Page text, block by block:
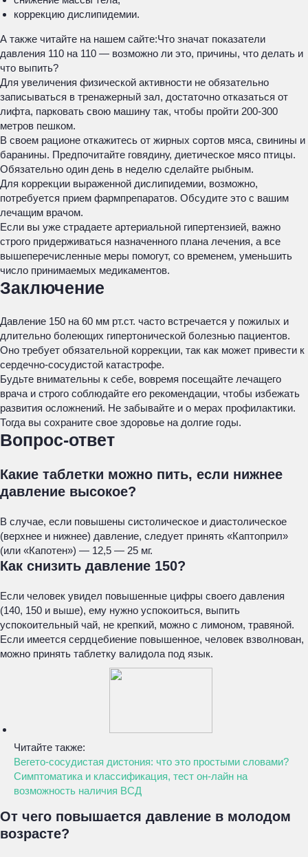
коррекцию дислипидемии.
А также читайте на нашем сайте:Что значат показатели
давления 110 на 110 — возможно ли это, причины, что делать и
что выпить?
Для увеличения физической активности не обязательно
записываться в тренажерный зал, достаточно отказаться от
лифта, парковать свою машину так, чтобы пройти 200-300
метров пешком.
В своем рационе откажитесь от жирных сортов мяса, свинины и
баранины. Предпочитайте говядину, диетическое мясо птицы.
Обязательно один день в неделю сделайте рыбным.
Для коррекции выраженной дислипидемии, возможно,
потребуется прием фармпрепаратов. Обсудите это с вашим
лечащим врачом.
Если вы уже страдаете артериальной гипертензией, важно
строго придерживаться назначенного плана лечения, а все
вышеперечисленные меры помогут, со временем, уменьшить
число принимаемых медикаментов.
Заключение
Давление 150 на 60 мм рт.ст. часто встречается у пожилых и
длительно болеющих гипертонической болезнью пациентов.
Оно требует обязательной коррекции, так как может привести к
сердечно-сосудистой катастрофе.
Будьте внимательны к себе, вовремя посещайте лечащего
врача и строго соблюдайте его рекомендации, чтобы избежать
развития осложнений. Не забывайте и о мерах профилактики.
Тогда вы сохраните свое здоровье на долгие годы.
Вопрос-ответ
Какие таблетки можно пить, если нижнее
давление высокое?
В случае, если повышены систолическое и диастолическое
(верхнее и нижнее) давление, следует принять «Каптоприл»
(или «Капотен») — 12,5 — 25 мг.
Как снизить давление 150?
Если человек увидел повышенные цифры своего давления
(140, 150 и выше), ему нужно успокоиться, выпить
успокоительный чай, не крепкий, можно с лимоном, травяной.
Если имеется сердцебиение повышенное, человек взволнован,
можно принять таблетку валидола под язык.
Читайте также:
Вегето-сосудистая дистония: что это простыми словами?
Симптоматика и классификация, тест он-лайн на
возможность наличия ВСД
От чего повышается давление в молодом
возрасте?